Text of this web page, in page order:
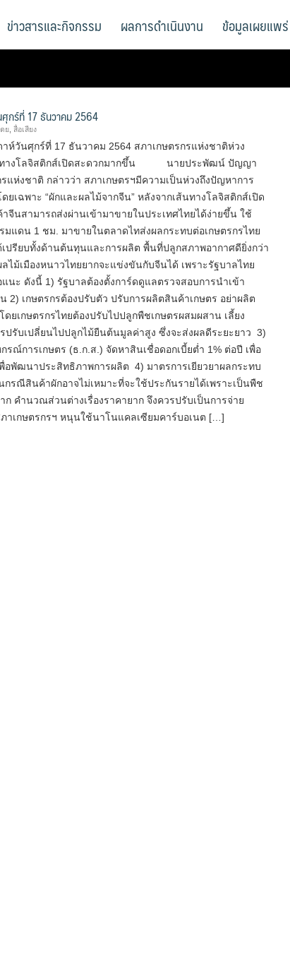
ข่าวสารและกิจกรรม ผลการดำเนินงาน ข้อมูลเผยแพร่
ศุกร์ที่ 17 ธันวาคม 2564
ย, สื่อเสียง
ห์วันศุกร์ที่ 17 ธันวาคม 2564 สภาเกษตรกรแห่งชาติห่วง
นทางโลจิสติกส์เปิดสะดวกมากขึ้น นายประพัฒน์ ปัญญา
แห่งชาติ กล่าวว่า สภาเกษตรฯมีความเป็นห่วงถึงปัญหาการ
ยเฉพาะ “ผักและผลไม้จากจีน” หลังจากเส้นทางโลจิสติกส์เปิด
จีนสามารถส่งผ่านเข้ามาขายในประเทศไทยได้ง่ายขึ้น ใช้
มแดน 1 ชม. มาขายในตลาดไทส่งผลกระทบต่อเกษตรกรไทย
ปรียบทั้งด้านต้นทุนและการผลิต พื้นที่ปลูกสภาพอากาศดียิ่งกว่า
ไม้เมืองหนาวไทยยากจะแข่งขันกับจีนได้ เพราะรัฐบาลไทย
นะ ดังนี้ 1) รัฐบาลต้องตั้งการ์ดดูแลตรวจสอบการนำเข้า
2) เกษตรกรต้องปรับตัว ปรับการผลิตสินค้าเกษตร อย่าผลิต
ยเกษตรกรไทยต้องปรับไปปลูกพืชเกษตรผสมผสาน เลี้ยง
ปรับเปลี่ยนไปปลูกไม้ยืนต้นมูลค่าสูง ซึ่งจะส่งผลดีระยะยาว 3)
รณ์การเกษตร (ธ.ก.ส.) จัดหาสินเชื่อดอกเบี้ยต่ำ 1% ต่อปี เพื่อ
อพัฒนาประสิทธิภาพการผลิต 4) มาตรการเยียวยาผลกระทบ
กรณีสินค้าผักอาจไม่เหมาะที่จะใช้ประกันรายได้เพราะเป็นพืช
คำนวณส่วนต่างเรื่องราคายาก จึงควรปรับเป็นการจ่าย
าเกษตรกรฯ หนุนใช้นาโนแคลเซียมคาร์บอเนต […]